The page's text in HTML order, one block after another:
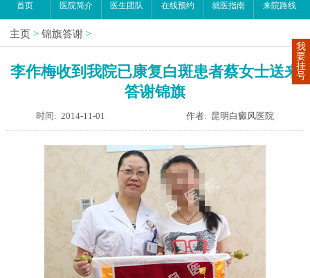
首页 医院简介 医生团队 在线预约 就医指南 来院路线
主页 > 锦旗答谢 >
李作梅收到我院已康复白斑患者蔡女士送来
答谢锦旗
时间: 2014-11-01 作者: 昆明白癜风医院
我
要
挂
号